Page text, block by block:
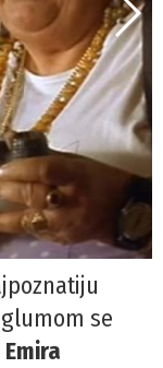
se
Emira